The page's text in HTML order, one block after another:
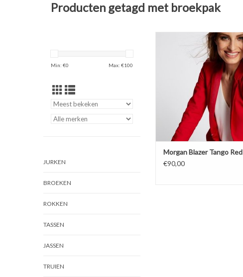
Producten getagd met broekpak
Min: €0 Max: €100
JURKEN
BROEKEN
ROKKEN
TASSEN
JASSEN
TRUIEN
Blazer
Polyester
Tango Rood
Morgan Blazer Tango Red
€90,00